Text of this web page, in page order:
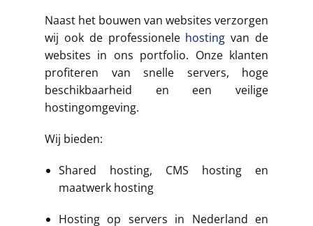
Naast het bouwen van websites verzorgen
wij ook de professionele hosting van de
websites in ons portfolio. Onze klanten
profiteren van snelle servers, hoge
beschikbaarheid en een veilige
hostingomgeving.
Wij bieden:
Shared hosting, CMS hosting en
maatwerk hosting
Hosting op servers in Nederland en